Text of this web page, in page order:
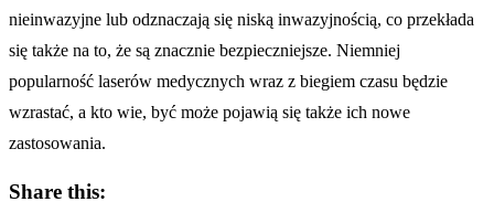
nieinwazyjne lub odznaczają się niską inwazyjnością, co przekłada
się także na to, że są znacznie bezpieczniejsze. Niemniej
popularność laserów medycznych wraz z biegiem czasu będzie
wzrastać, a kto wie, być może pojawią się także ich nowe
zastosowania.
Share this: